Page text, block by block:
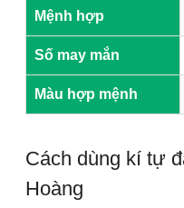
Mệnh hợp
Số may mắn
Màu hợp mệnh
Cách dùng kí tự
Hoàng